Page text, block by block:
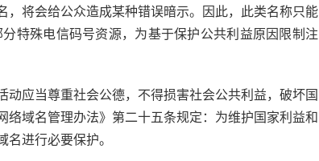
，将会给公众造成某种错误暗示。因此，此类名称只能
特殊电信码号资源，为基于保护公共利益原因限制注
应当尊重社会公德，不得损害社会公共利益，破坏国
域名管理办法》第二十五条规定：为维护国家利益和
进行必要保护。